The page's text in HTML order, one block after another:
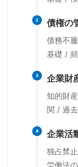
2 債権の
債務不
基礎 / 頻
3 企業財
知的財
関 / 過去
4 企業活
独占禁
労働法